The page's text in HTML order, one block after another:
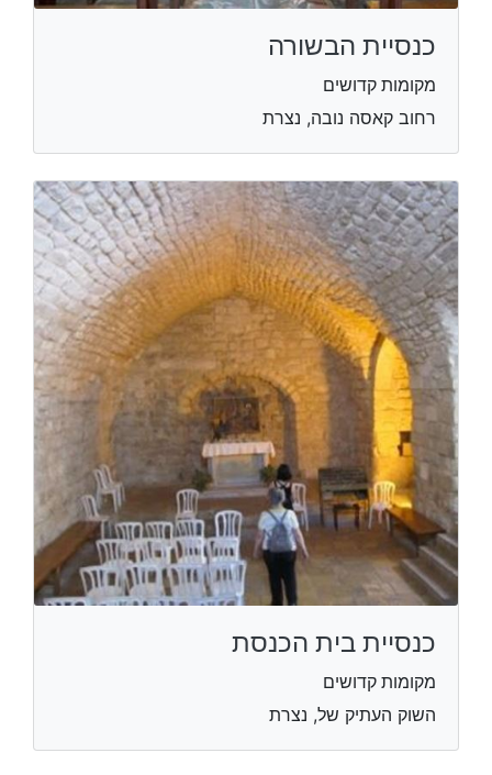
כנסיית הבשורה
מקומות קדושים
רחוב קאסה נובה, נצרת
כנסיית בית הכנסת
מקומות קדושים
השוק העתיק של, נצרת